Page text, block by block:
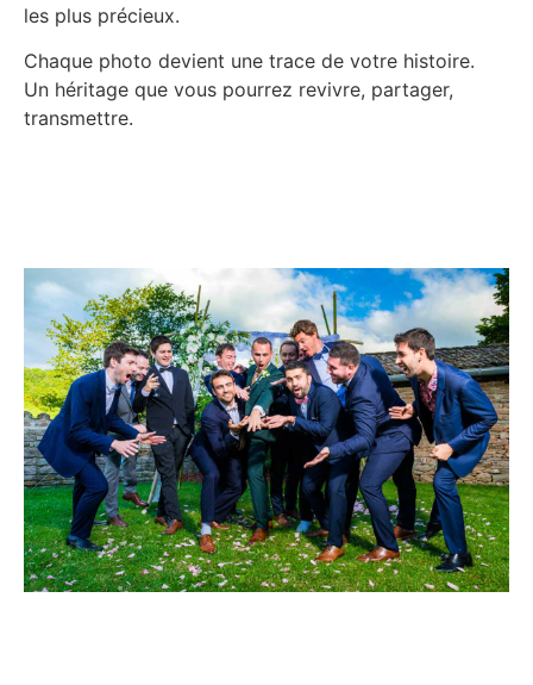
les plus précieux.
Chaque photo devient une trace de votre histoire.
Un héritage que vous pourrez revivre, partager,
transmettre.